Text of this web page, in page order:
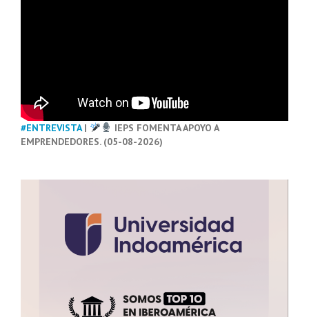
#ENTREVISTA|
IEPS FOMENTA APOYO A
EMPRENDEDORES. (05-08-2026)